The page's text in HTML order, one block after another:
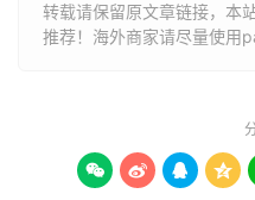
转载请保留原文章链接，本
推荐！海外商家请尽量使用
   